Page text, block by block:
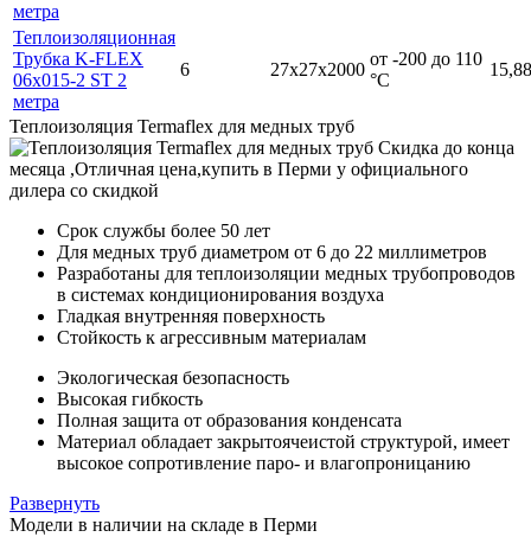
метра
Теплоизоляционная
Трубка K-FLEX
06x015-2 ST 2
метра
6 27х27х2000
от -200 до 110
°С
15,88
Теплоизоляция Termaflex для медных труб
Срок службы более 50 лет
Для медных труб диаметром от 6 до 22 миллиметров
Разработаны для теплоизоляции медных трубопроводов
в системах кондиционирования воздуха
Гладкая внутренняя поверхность
Стойкость к агрессивным материалам
Экологическая безопасность
Высокая гибкость
Полная защита от образования конденсата
Материал обладает закрытоячеистой структурой, имеет
высокое сопротивление паро- и влагопроницанию
Развернуть
Модели в наличии на складе в Перми